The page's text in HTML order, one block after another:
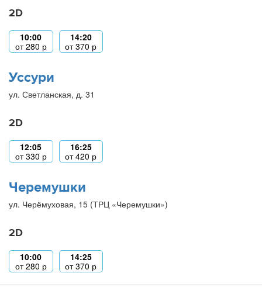
2D
10:00
от280 р
14:20
от370 р
Уссури
ул. Светланская, д. 31
2D
12:05
от330 р
16:25
от420 р
Черемушки
ул. Черёмуховая, 15 (ТРЦ «Черемушки»)
2D
10:00
от280 р
14:25
от370 р